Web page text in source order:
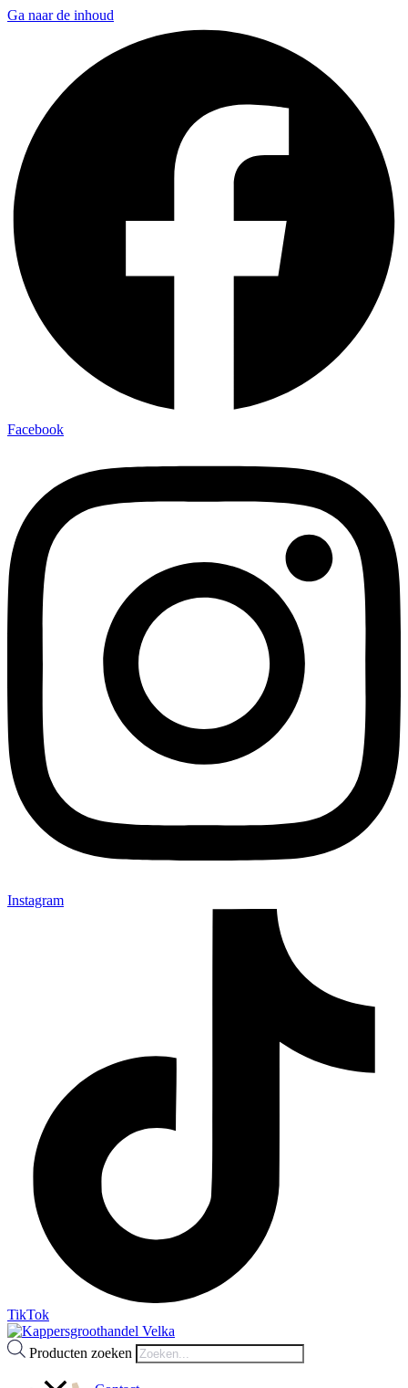
Ga naar de inhoud
Facebook
Instagram
TikTok
Producten zoeken